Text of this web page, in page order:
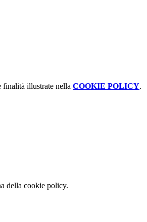
finalità illustrate nella COOKIE POLICY.
della cookie policy.